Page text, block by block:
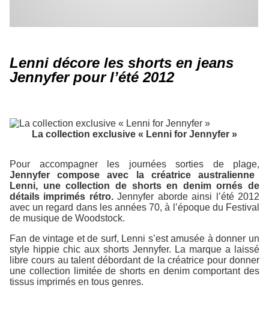
Lenni décore les shorts en jeans
Jennyfer pour l’été 2012
La collection exclusive « Lenni for Jennyfer »
Pour accompagner les journées sorties de plage,
Jennyfer compose avec la créatrice australienne
Lenni, une collection de shorts en denim ornés de
détails imprimés rétro.Jennyfer aborde ainsi l’été 2012
avec un regard dans les années 70, à l’époque du Festival
de musique de Woodstock.
Fan de vintage et de surf, Lenni s’est amusée à donner un
style hippie chic aux shorts Jennyfer. La marque a laissé
libre cours au talent débordant de la créatrice pour donner
une collection limitée de shorts en denim comportant des
tissus imprimés en tous genres.